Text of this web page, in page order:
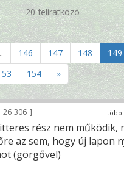
20 feliratkozó
146 147 148 149
154 »
több
26 306
rész nem működik,
az sem, hogy új lapon
(görgővel)